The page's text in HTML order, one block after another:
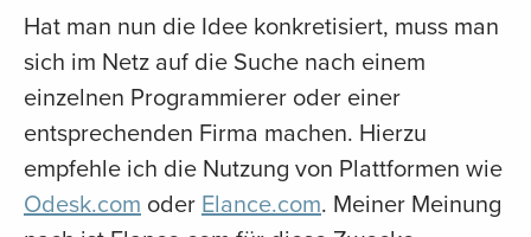
Hat man nun die Idee konkretisiert, muss man
sich im Netz auf die Suche nach einem
einzelnen Programmierer oder einer
entsprechenden Firma machen. Hierzu
empfehle ich die Nutzung von Plattformen wie
Odesk.com oderElance.com. Meiner Meinung